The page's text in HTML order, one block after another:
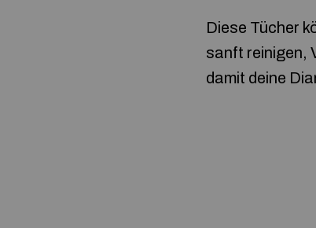
Diese Tücher
sanft reinigen,
damit deine